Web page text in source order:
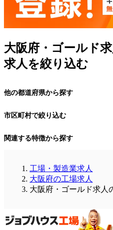
大阪府・ゴールド
求人を絞り込む
他の都道府県から探す
市区町村で絞り込む
関連する特徴から探す
工場・製造業求人
大阪府の工場求人
大阪府・ゴールド求人